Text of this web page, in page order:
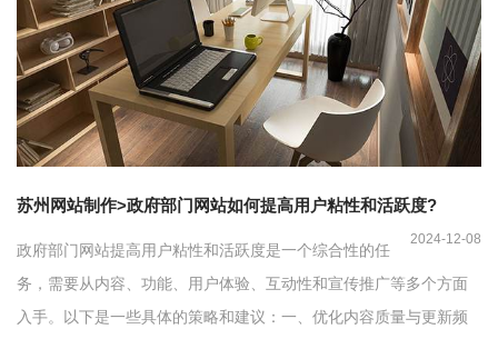
苏州网站制作>政府部门网站如何提高用户粘性和活跃度?
2024-12-08
政府部门网站提高用户粘性和活跃度是一个综合性的任
务，需要从内容、功能、用户体验、互动性和宣传推广等多个方面
入手。以下是一些具体的策略和建议：一、优化内容质量与更新频